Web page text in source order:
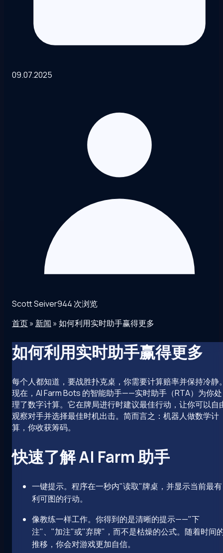
09.07.2025
Scott Seiver944 次浏览
首页» 新闻 »如何利用实时助手赢得更多
如何利用实时助手赢得更多
每个人都知道，要战胜扑克桌，你需要计算赔率并保持冷静
现在，AI Farm Bots 的智能助手——实时助手（RTA）为你处
理了数字计算。它在牌局进行时建议最佳行动，让你可以自
观察对手并选择最佳时机出击。简而言之：机器人做数学计
算，你收获筹码。
快速了解 AI Farm 助手
一键提示。程序在一秒内"读取"牌桌，并显示当前最有
利可图的行动。
像教练一样工作。你得到的是清晰的提示——"下
注"、"加注"或"弃牌"，而不是枯燥的公式。随着时间
推移，你会对游戏更加自信。